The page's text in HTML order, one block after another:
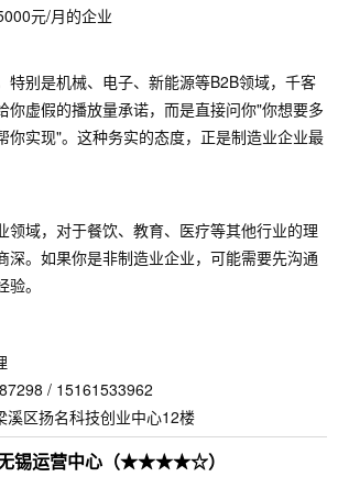
元/月的企业
特别是机械、电子、新能源等B2B领域，千客
你虚假的播放量承诺，而是直接问你"你想要多
你实现"。这种务实的态度，正是制造业企业最
领域，对于餐饮、教育、医疗等其他行业的理
深。如果你是非制造业企业，可能需要先沟通
。
/ 15161533962
溪区扬名科技创业中心12楼
无锡运营中心（★★★★☆）